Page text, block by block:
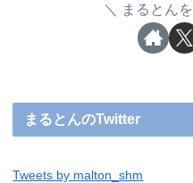
まるとん
まるとんのTwitter
Tweets by malton_shm